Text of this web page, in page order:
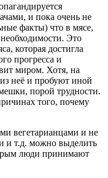
и пока очень не
факты) что в мясе,
Это
которая достигла
прогресса и
миром. Хотя, на
неё и пробуют иной
порой трудности.
того, почему
вегетарианцами и не
и т.д. можно выделить
люди принимают